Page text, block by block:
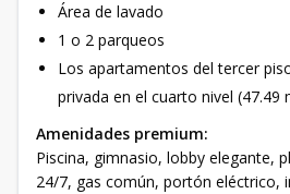
Área de lavado
1 o 2 parqueos
Los apartamentos del tercer
privada en el cuarto nivel (47.49
Amenidades premium:
Piscina, gimnasio, lobby elegante,
24/7, gas común, portón eléctrico,